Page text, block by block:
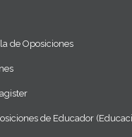
de Oposiciones
de Educador